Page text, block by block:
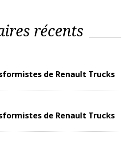
récents
de Renault Trucks
de Renault Trucks